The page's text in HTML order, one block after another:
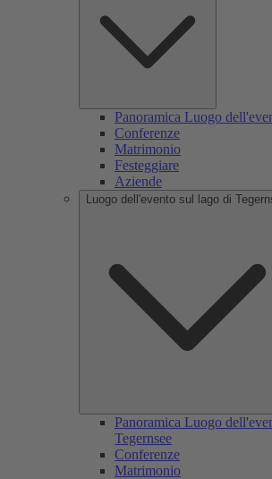
Panoramica Luogo
Conferenze
Matrimonio
Festeggiare
Aziende
Luogo dell'evento sul lago di
Panoramica Luogo
Tegernsee
Conferenze
Matrimonio